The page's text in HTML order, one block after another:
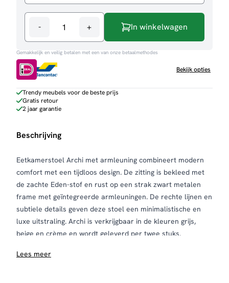
-
Eetkamerstoel
Archi
-
met
armleuning
aantal
+ In winkelwagen
Gemakkelijk en veilig betalen met een van onze betaalmethodes
Bekijk opties
Trendy meubels voor de beste prijs
Gratis retour
2 jaar garantie
Beschrijving
Eetkamerstoel Archi met armleuning combineert modern
comfort met een tijdloos design. De zitting is bekleed met
de zachte Eden-stof en rust op een strak zwart metalen
frame met geïntegreerde armleuningen. De rechte lijnen en
subtiele details geven deze stoel een minimalistische en
luxe uitstraling. Archi is verkrijgbaar in de kleuren grijs,
beige en crème en wordt geleverd per twee stuks.
Om de stof mooi te houden, raden we aan de stoel
Lees meer